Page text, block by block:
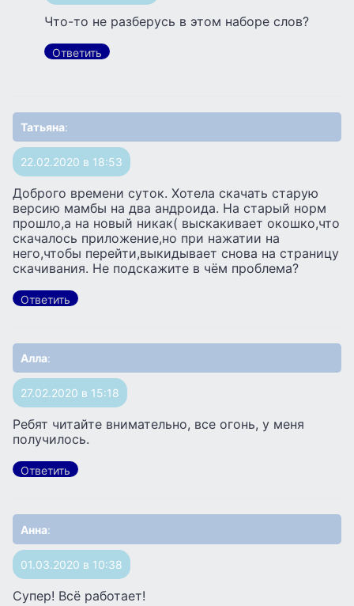
Что-то не разберусь в этом наборе слов?
Ответить
Татьяна:
22.02.2020 в 18:53
Доброго времени суток. Хотела скачать старую
версию мамбы на два андроида. На старый норм
прошло,а на новый никак( выскакивает окошко,что
скачалось приложение,но при нажатии на
него,чтобы перейти,выкидывает снова на страницу
скачивания. Не подскажите в чём проблема?
Ответить
Алла:
27.02.2020 в 15:18
Ребят читайте внимательно, все огонь, у меня
получилось.
Ответить
Анна:
01.03.2020 в 10:38
Супер! Всё работает!